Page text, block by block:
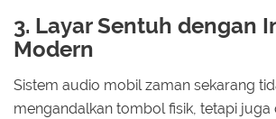
3. Layar Sentuh dengan
Modern
Sistem audio mobil zaman sekarang
mengandalkan tombol fisik, tetapi juga